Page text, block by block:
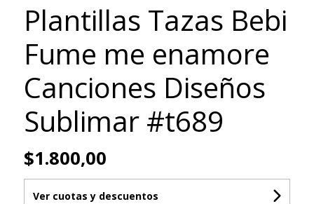
Plantillas Tazas Bebi
Fume me enamore
Canciones Diseños
Sublimar #t689
$1.800,00
Ver cuotas y descuentos